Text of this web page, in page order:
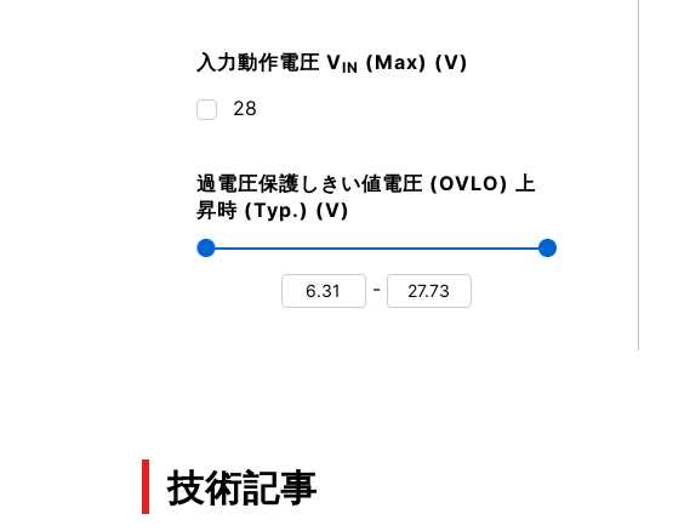
入力動作電圧 VIN (Max) (V)
28
過電圧保護しきい値電圧 (OVLO) 上
昇時 (Typ.) (V)
-
技術記事